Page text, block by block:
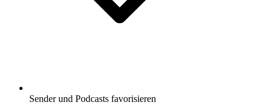
Sender und Podcasts favorisieren